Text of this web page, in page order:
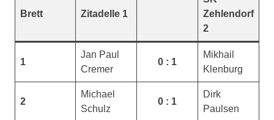
Brett Zitadelle 1
Zehlendorf
2
1
Jan Paul
Cremer
0 : 1
Mikhail
Klenburg
2
Michael
Schulz
0 : 1
Dirk
Paulsen